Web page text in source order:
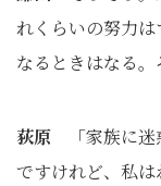
れくらいの努力
なるときはなる。
荻原 「家族に迷
ですけれど、私